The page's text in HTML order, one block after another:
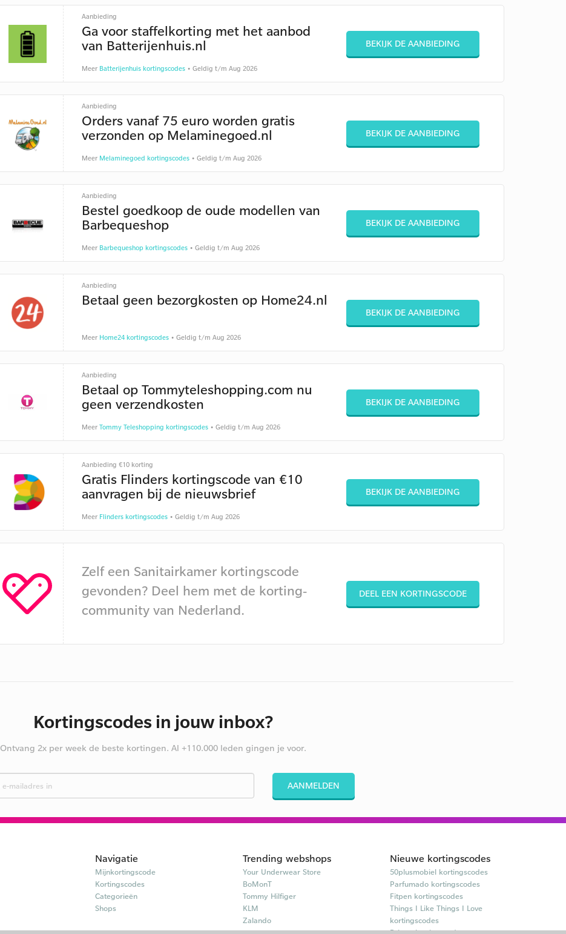
Aanbieding
Ga voor staffelkorting met het aanbod
van Batterijenhuis.nl
Meer Batterijenhuis kortingscodes• Geldig t/m Aug 2026
BEKIJK DE AANBIEDING
Aanbieding
Orders vanaf 75 euro worden gratis
verzonden op Melaminegoed.nl
Meer Melaminegoed kortingscodes• Geldig t/m Aug 2026
BEKIJK DE AANBIEDING
Aanbieding
Bestel goedkoop de oude modellen van
Barbequeshop
Meer Barbequeshop kortingscodes• Geldig t/m Aug 2026
BEKIJK DE AANBIEDING
Aanbieding
Betaal geen bezorgkosten op Home24.nl
Meer Home24 kortingscodes• Geldig t/m Aug 2026
BEKIJK DE AANBIEDING
Aanbieding
Betaal op Tommyteleshopping.com nu
geen verzendkosten
Meer Tommy Teleshopping kortingscodes• Geldig t/m Aug 2026
BEKIJK DE AANBIEDING
Aanbieding €10 korting
Gratis Flinders kortingscode van €10
aanvragen bij de nieuwsbrief
Meer Flinders kortingscodes• Geldig t/m Aug 2026
BEKIJK DE AANBIEDING
Zelf een Sanitairkamer kortingscode
gevonden? Deel hem met de korting-
community van Nederland.
DEEL EEN KORTINGSCODE
Kortingscodes in jouw inbox?
Ontvang 2x per week de beste kortingen. Al +110.000 leden gingen je voor.
AANMELDEN
Navigatie
Mijnkortingscode
Kortingscodes
Categorieën
Shops
Trending webshops
Your Underwear Store
BoMonT
Tommy Hilfiger
KLM
Zalando
Nieuwe kortingscodes
50plusmobiel kortingscodes
Parfumado kortingscodes
Fitpen kortingscodes
Things I Like Things I Love
kortingscodes